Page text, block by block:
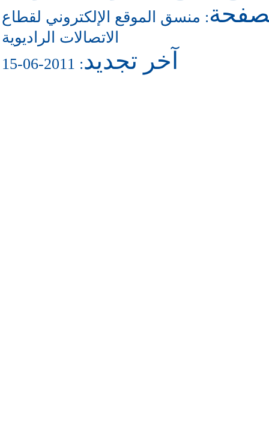
: منسق الموقع الإلكتروني لقطاع
الاتصالات الراديوية
آخر تجديد: 2011-06-15